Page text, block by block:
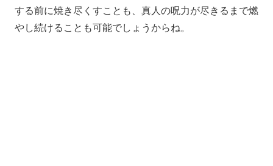
する前に焼き尽くすことも、真人の呪力が尽きるまで燃
やし続けることも可能でしょうからね。